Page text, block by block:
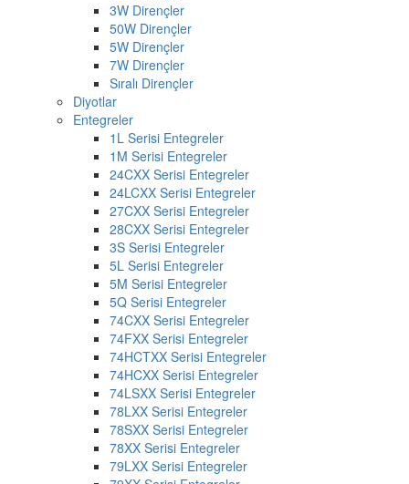
3W Dirençler
50W Dirençler
5W Dirençler
7W Dirençler
Sıralı Dirençler
Diyotlar
Entegreler
1L Serisi Entegreler
1M Serisi Entegreler
24CXX Serisi Entegreler
24LCXX Serisi Entegreler
27CXX Serisi Entegreler
28CXX Serisi Entegreler
3S Serisi Entegreler
5L Serisi Entegreler
5M Serisi Entegreler
5Q Serisi Entegreler
74CXX Serisi Entegreler
74FXX Serisi Entegreler
74HCTXX Serisi Entegreler
74HCXX Serisi Entegreler
74LSXX Serisi Entegreler
78LXX Serisi Entegreler
78SXX Serisi Entegreler
78XX Serisi Entegreler
79LXX Serisi Entegreler